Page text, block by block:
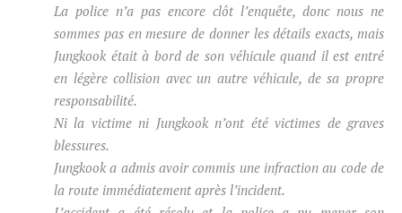
La police n’a pas encore clôt l’enquête, donc nous ne
sommes pas en mesure de donner les détails exacts, mais
Jungkook était à bord de son véhicule quand il est entré
en légère collision avec un autre véhicule, de sa propre
responsabilité.
Ni la victime ni Jungkook n’ont été victimes de graves
blessures.
Jungkook a admis avoir commis une infraction au code de
la route immédiatement après l’incident.